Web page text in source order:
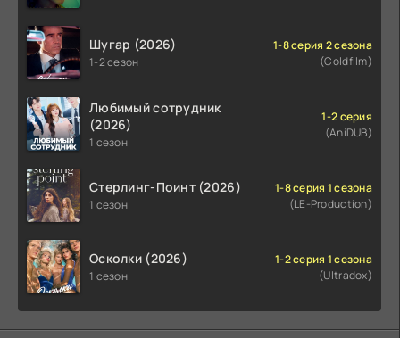
Шугар (2026)
1-2 сезон
1-8 серия 2 сезона
(Coldfilm)
Любимый сотрудник
(2026)
1 сезон
1-2 серия
(AniDUB)
Стерлинг-Поинт (2026)
1 сезон
1-8 серия 1 сезона
(LE-Production)
Осколки (2026)
1 сезон
1-2 серия 1 сезона
(Ultradox)